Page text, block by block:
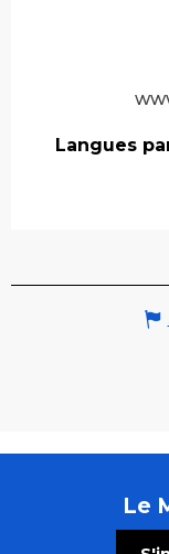
Langues
Langues
Le